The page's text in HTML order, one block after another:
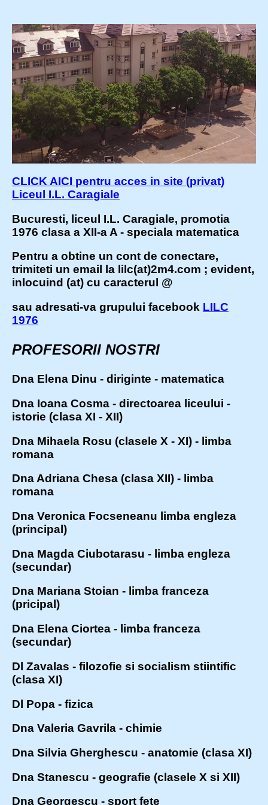
CLICK AICI pentru acces in site (privat)
Liceul I.L. Caragiale
Bucuresti, liceul I.L. Caragiale, promotia
1976 clasa a XII-a A - speciala matematica
Pentru a obtine un cont de conectare,
trimiteti un email la lilc(at)2m4.com ; evident,
inlocuind (at) cu caracterul @
sau adresati-va grupului facebook LILC
1976
PROFESORII NOSTRI
Dna Elena Dinu - diriginte - matematica
Dna Ioana Cosma - directoarea liceului -
istorie (clasa XI - XII)
Dna Mihaela Rosu (clasele X - XI) - limba
romana
Dna Adriana Chesa (clasa XII) - limba
romana
Dna Veronica Focseneanu limba engleza
(principal)
Dna Magda Ciubotarasu - limba engleza
(secundar)
Dna Mariana Stoian - limba franceza
(pricipal)
Dna Elena Ciortea - limba franceza
(secundar)
Dl Zavalas - filozofie si socialism stiintific
(clasa XI)
Dl Popa - fizica
Dna Valeria Gavrila - chimie
Dna Silvia Gherghescu - anatomie (clasa XI)
Dna Stanescu - geografie (clasele X si XII)
Dna Georgescu - sport fete